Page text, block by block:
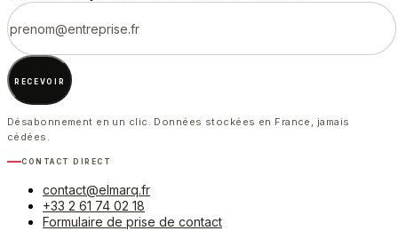
Recevoir
Désabonnement en un clic. Données stockées en France, jamais
cédées.
Contact direct
contact@elmarq.fr
+33 2 61 74 02 18
Formulaire de prise de contact